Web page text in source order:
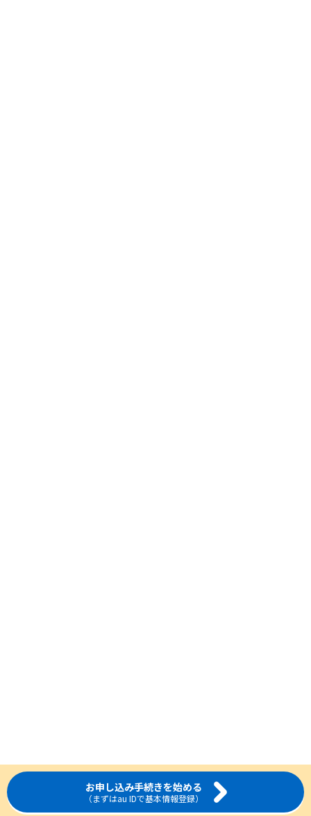
お申し込み手続きを始める
（まずはau IDで基本情報登録）